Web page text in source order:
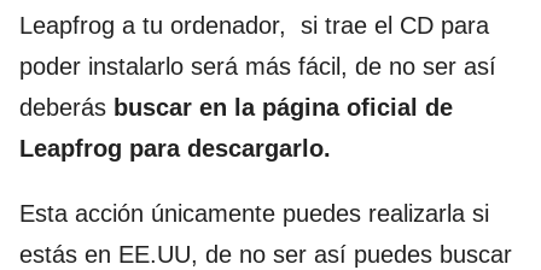
Leapfrog a tu ordenador, si trae el CD para
poder instalarlo será más fácil, de no ser así
deberás buscar en la página oficial de
Leapfrog para descargarlo.
Esta acción únicamente puedes realizarla si
estás en EE.UU, de no ser así puedes buscar